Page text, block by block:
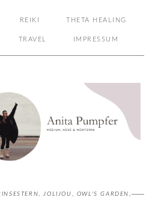
REIKI THETA HEALING
TRAVEL IMPRESSUM
JOLIJOU OWL'S GARDEN